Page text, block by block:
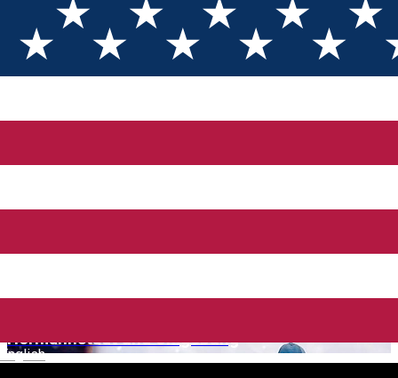
English
Perfekte Teehäuser in Sibiu für kühle Tage 🫖
Der Trend liegt im Jahr 2025: Keine Delikatessen
Hermannstadt und Umgebung